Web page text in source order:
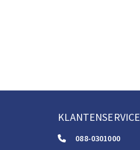
KLANTENSERVICE
088-0301000